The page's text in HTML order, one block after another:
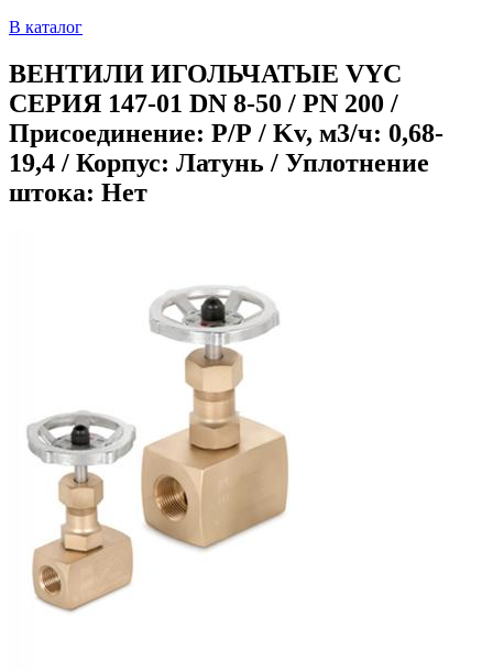
В каталог
ВЕНТИЛИ ИГОЛЬЧАТЫЕ VYC
СЕРИЯ 147-01 DN 8-50 / PN 200 /
Присоединение: Р/Р / Kv, м3/ч: 0,68-
19,4 / Корпус: Латунь / Уплотнение
штока: Нет